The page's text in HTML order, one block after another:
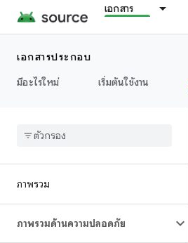
เอกสาร
เอกสารประกอบ
มีอะไรใหม่
เริ่มต้นใช้งาน
ภาพรวม
ภาพรวมด้านความปลอดภัย